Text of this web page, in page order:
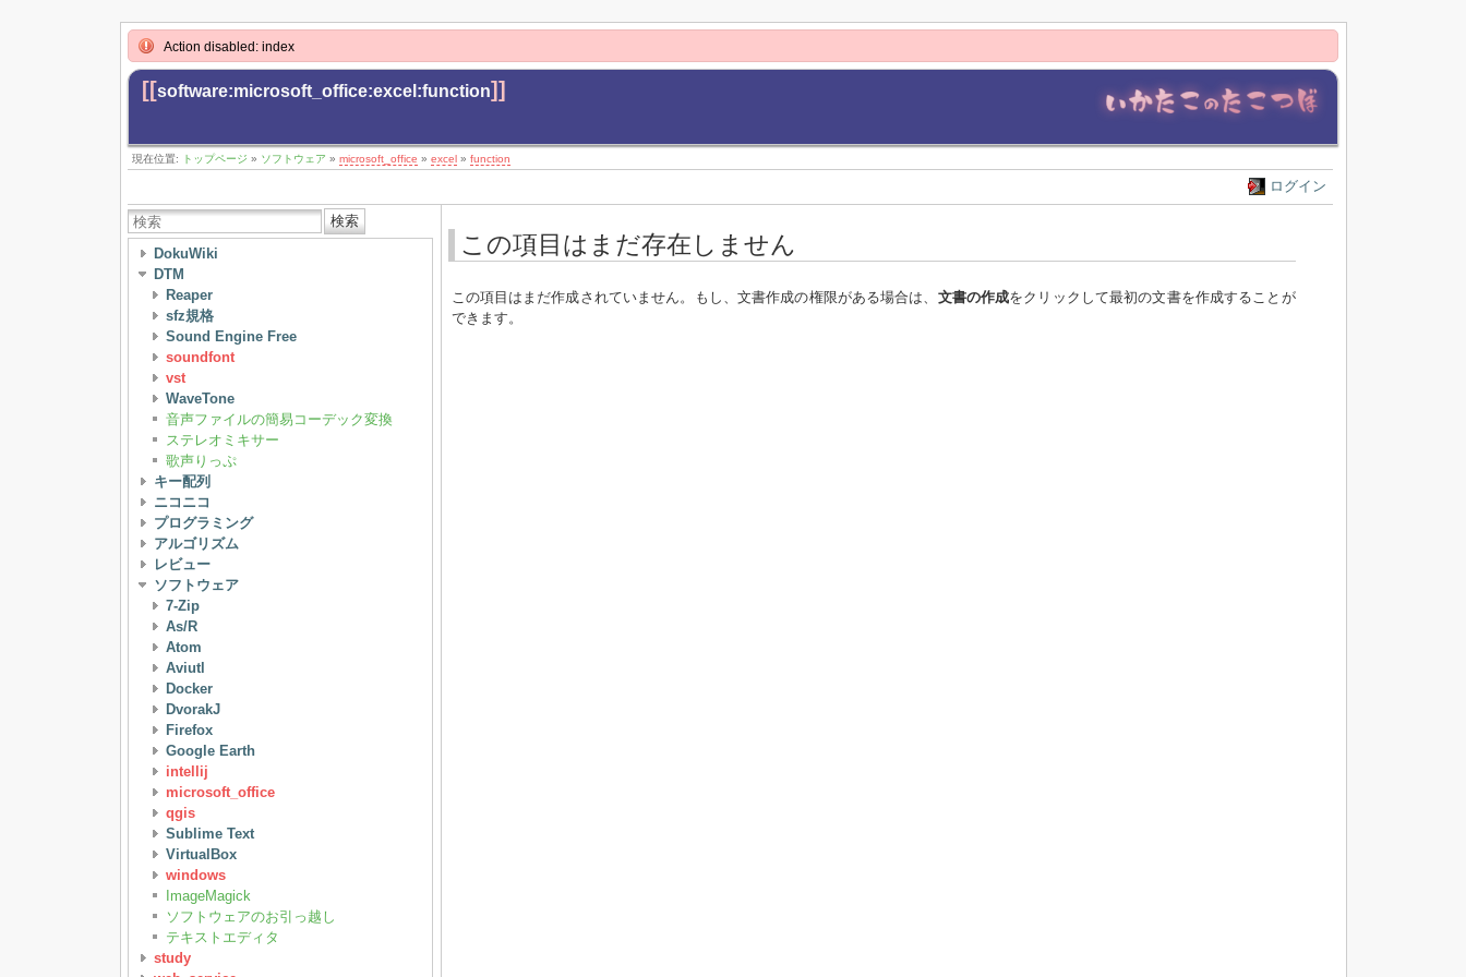
Action disabled: index
[[software:microsoft_office:excel:function]]
現在位置: トップページ » ソフトウェア » microsoft_office » excel » function
ログイン
検索
DokuWiki
DTM
Reaper
sfz規格
Sound Engine Free
soundfont
vst
WaveTone
音声ファイルの簡易コーデック変換
ステレオミキサー
歌声りっぷ
キー配列
ニコニコ
プログラミング
アルゴリズム
レビュー
ソフトウェア
7-Zip
As/R
Atom
Aviutl
Docker
DvorakJ
Firefox
Google Earth
intellij
microsoft_office
qgis
Sublime Text
VirtualBox
windows
ImageMagick
ソフトウェアのお引っ越し
テキストエディタ
study
この項目はまだ存在しません
この項目はまだ作成されていません。もし、文書作成の権限がある場合は、 文書の作成をクリックして最初の文書を作成することが
できます。